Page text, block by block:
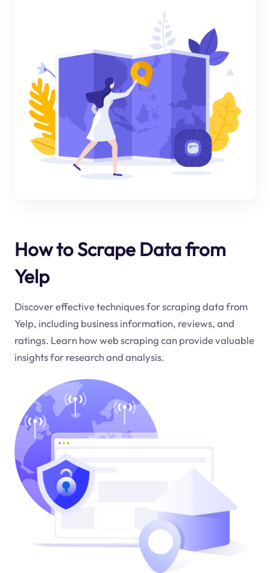
How to Scrape Data from
Yelp
Discover effective techniques for scraping data from
Yelp, including business information, reviews, and
ratings. Learn how web scraping can provide valuable
insights for research and analysis.